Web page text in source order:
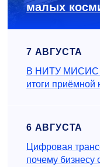
малых
7 АВГУСТА
В НИТУ МИСИС
итоги
6 АВГУСТА
Цифровая
почему бизнесу